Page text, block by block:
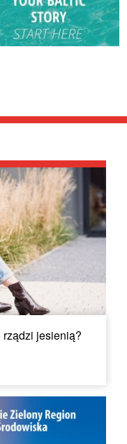
rządzi jesienią?